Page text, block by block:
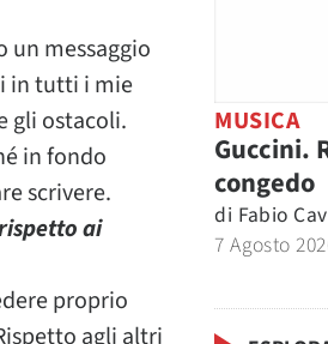
un messaggio
in tutti i mie
gli ostacoli.
in fondo
scrivere.
ai
proprio
agli altri
MUSICA
Guccini.
congedo
di Fabio
7 Agosto